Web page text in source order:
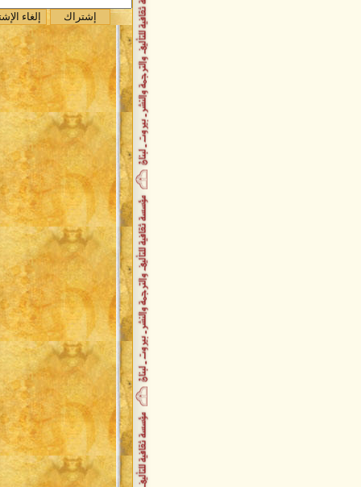
صدر حديثاً / قراءة نفسية في
الطف
صدر حديثاً / ديوان جبر مانوليا
صدر حديثاً / فأشارت إليه
صدر حديثاً / رقص على مقامات
المطر
تكريم وحفل توقيع حاشد للسفير
علي عجمي
حفل توقيع أحلام موجوعة
توقيع ديوان حقول الجسد
باسلة زعيتر تُصدر باكورة أعمالها
السفير علي عجمي يُصدر حقول
الجسد
صدر حديثاً عن دار الأمير كتاب عين
الانتصار
جديد دار الأمير : مختصر كتاب
للدكتور علي شريعتي
صدر حديثاً كتاب دم ابيض
اصدارات مركز الحضارة لتنمية
الفكر الإسلامي